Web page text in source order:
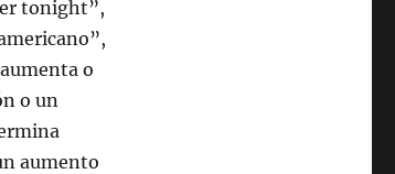
tonight”,
o
o un
aumento